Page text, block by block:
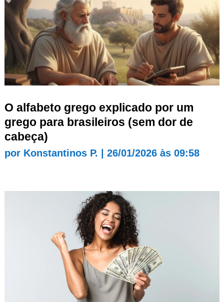
O alfabeto grego explicado por um
grego para brasileiros (sem dor de
cabeça)
por Konstantinos P. 26/01/2026 às 09:58